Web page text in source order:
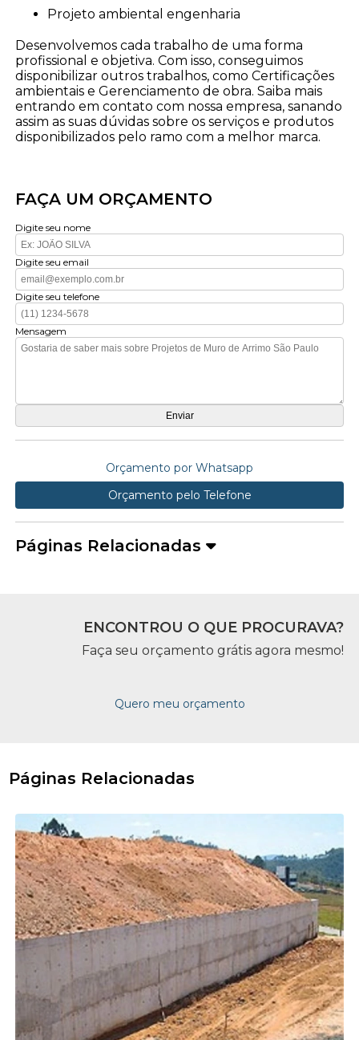
projeto ambiental engenharia
Desenvolvemos cada trabalho de uma forma
profissional e objetiva. Com isso, conseguimos
disponibilizar outros trabalhos, como Certificações
ambientais e Gerenciamento de obra. Saiba mais
entrando em contato com nossa empresa, sanando
assim as suas dúvidas sobre os serviços e produtos
disponibilizados pelo ramo com a melhor marca.
FAÇA UM ORÇAMENTO
Digite seu nome
Digite seu email
Digite seu telefone
Mensagem
Orçamento por Whatsapp
Orçamento pelo Telefone
Páginas Relacionadas
ENCONTROU O QUE PROCURAVA?
Faça seu orçamento grátis agora mesmo!
Quero meu orçamento
Páginas Relacionadas